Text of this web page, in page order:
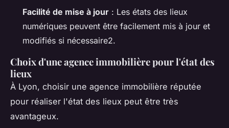
Facilité de mise à jour : Les états des lieux
numériques peuvent être facilement mis à jour et
modifiés si nécessaire2.
Choix d'une agence immobilière pour l'état des
lieux
À Lyon, choisir une agence immobilière réputée
pour réaliser l'état des lieux peut être très
avantageux.